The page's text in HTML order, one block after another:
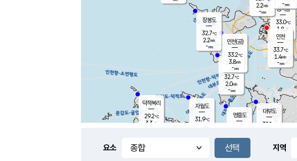
풍도
무의도
32.7℃
2.0m/s
-mm
영흥도
자월도
31.9℃
장봉도
32.7℃
2.2m/s
-mm
대부도
32.1
경서동
33.0℃
1.8 m/s
-mm
2.2m/s
-mm
-mm
덕적북리
29.2℃
3.3 m/s
인천(공)
33.2℃
3.8m/s
-mm
인천
33.7℃
1.4m/s
-mm
요소 지역